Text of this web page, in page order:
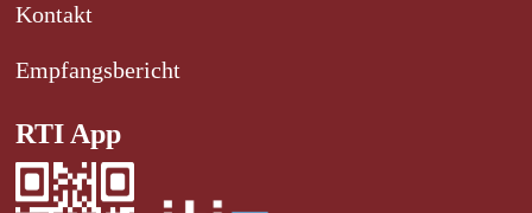
Kontakt
Empfangsbericht
RTI App